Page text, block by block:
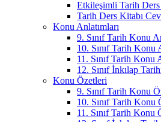
Etkileşimli Tarih Ders
Tarih Ders Kitabı
Konu Anlatımları
9. Sınıf Tarih Konu
10. Sınıf Tarih Konu
11. Sınıf Tarih Konu
12. Sınıf İnkılap
Konu Özetleri
9. Sınıf Tarih Konu
10. Sınıf Tarih Konu
11. Sınıf Tarih Konu